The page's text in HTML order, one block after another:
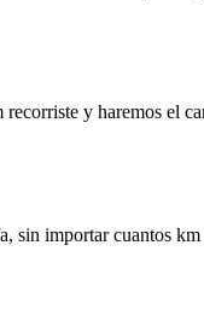
recorriste y haremos el
sin importar cuantos km